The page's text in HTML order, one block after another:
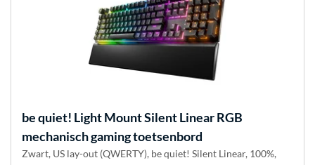
be quiet! Light Mount Silent Linear RGB
mechanisch gaming toetsenbord
Zwart, US lay-out (QWERTY), be quiet! Silent Linear, 100%,